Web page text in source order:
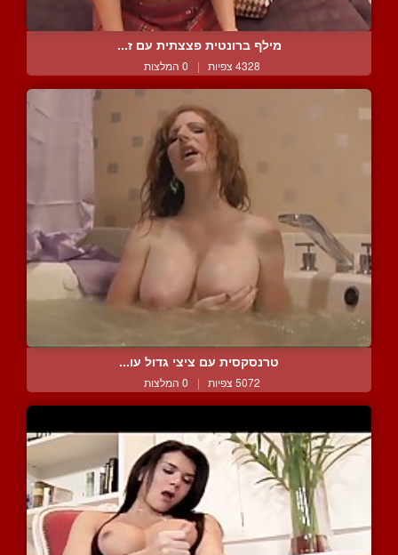
מילף ברונטית פצצתית עם ז...
4328 צפיות | 0 המלצות
טרנסקסית עם ציצי גדול עו...
5072 צפיות | 0 המלצות